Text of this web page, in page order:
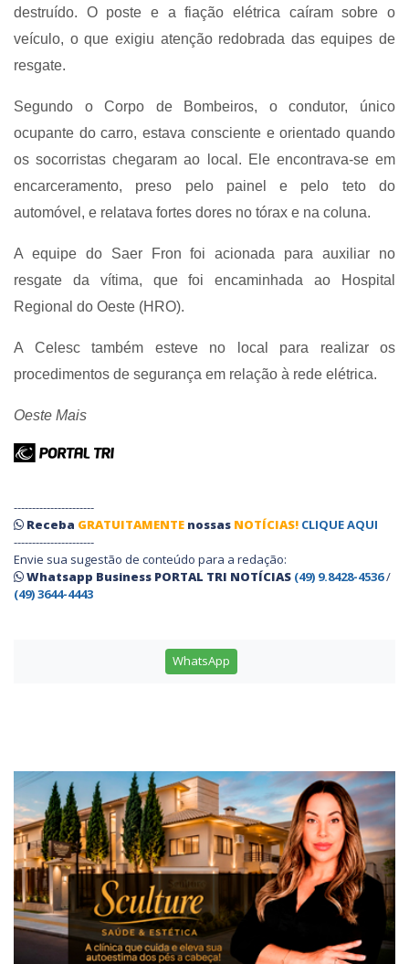
destruído. O poste e a fiação elétrica caíram sobre o
veículo, o que exigiu atenção redobrada das equipes de
resgate.
Segundo o Corpo de Bombeiros, o condutor, único
ocupante do carro, estava consciente e orientado quando
os socorristas chegaram ao local. Ele encontrava-se em
encarceramento, preso pelo painel e pelo teto do
automóvel, e relatava fortes dores no tórax e na coluna.
A equipe do Saer Fron foi acionada para auxiliar no
resgate da vítima, que foi encaminhada ao Hospital
Regional do Oeste (HRO).
A Celesc também esteve no local para realizar os
procedimentos de segurança em relação à rede elétrica.
Oeste Mais
----------------------
Receba GRATUITAMENTE nossas NOTÍCIAS! CLIQUE AQUI
----------------------
Envie sua sugestão de conteúdo para a redação:
Whatsapp Business PORTAL TRI NOTÍCIAS (49) 9.8428-4536/
(49) 3644-4443
WhatsApp